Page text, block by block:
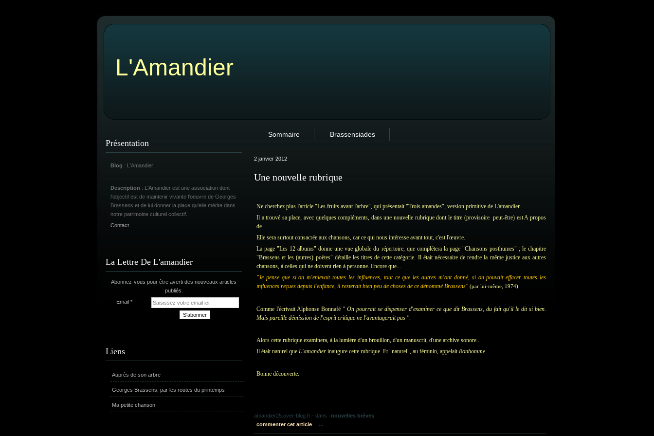
L'Amandier
Présentation
Blog : L'Amandier
Description : L'Amandier est une association dont
l'objectif est de maintenir vivante l'oeuvre de Georges
Brassens et de lui donner la place qu'elle mérite dans
notre patrimoine culturel collectif.
Contact
La Lettre De L'amandier
Abonnez-vous pour être averti des nouveaux articles
publiés.
Email
Liens
Auprès de son arbre
Georges Brassens, par les routes du printemps
Ma petite chanson
Sommaire Brassensiades
2 janvier 2012
Une nouvelle rubrique
Ne cherchez plus l'article "Les fruits avant l'arbre", qui présentait "Trois amandes", version primitive de L'amandier.
Il a trouvé sa place, avec quelques compléments, dans une nouvelle rubrique dont le titre (provisoire peut-être) est A propos
de...
Elle sera surtout consacrée aux chansons, car ce qui nous intéresse avant tout, c'est l'œuvre.
La page "Les 12 albums" donne une vue globale du répertoire, que complétera la page "Chansons posthumes" ; le chapitre
"Brassens et les (autres) poètes" détaille les titres de cette catégorie. Il était nécessaire de rendre la même justice aux autres
chansons, à celles qui ne doivent rien à personne. Encore que...
"Je pense que si on m'enlevait toutes les influences, tout ce que les autres m'ont donné, si on pouvait effacer toutes les
influences reçues depuis l'enfance, il resterait bien peu de choses de ce dénommé Brassens" (par lui-même, 1974)
Comme l'écrivait Alphonse Bonnafé " On pourrait se dispenser d'examiner ce que dit Brassens, du fait qu'il le dit si bien.
Mais pareille démission de l'esprit critique ne l'avantagerait pas ".
Alors cette rubrique examinera, à la lumière d'un brouillon, d'un manuscrit, d'une archive sonore...
Il était naturel que L'amandier inaugure cette rubrique. Et "naturel", au féminin, appelaitBonhomme.
Bonne découverte.
amandier25.over-blog.fr - dans
nouvelles brèves
commenter cet article
…